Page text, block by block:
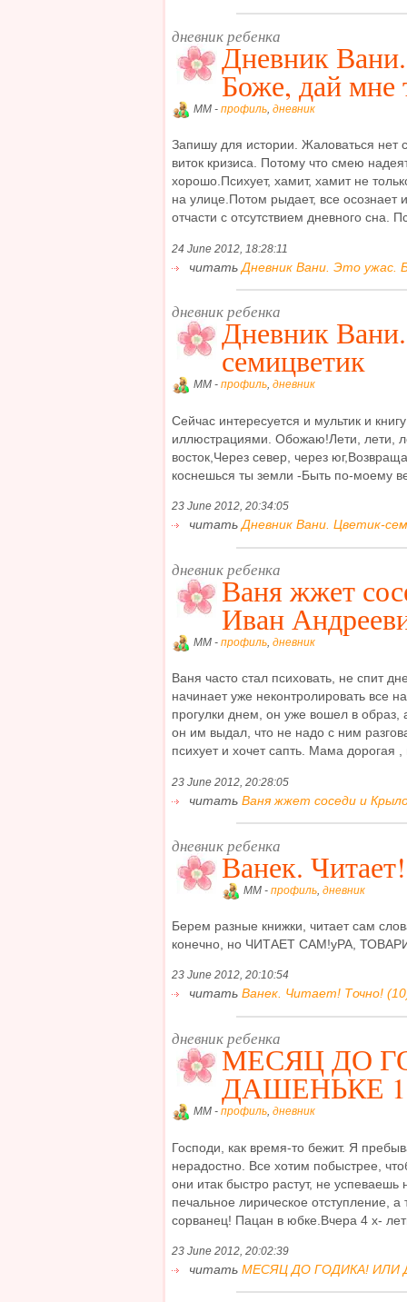
дневник ребенка
Дневник
Боже, дай мне
MM - профиль, дневник
Запишу для истории. Жаловаться
виток кризиса. Потому что смею
хорошо.Психует, хамит, хамит не
на улице.Потом рыдает, все осознает
отчасти с отсутствием дневного сна.
24 June 2012, 18:28:11
читать Дневник Вани. Это ужас.
дневник ребенка
Дневник
семицветик
MM - профиль, дневник
Сейчас интересуется и мультик и
иллюстрациями. Обожаю!Лети, лети,
восток,Через север, через
коснешься ты земли -Быть по-моему
23 June 2012, 20:34:05
читатьДневник Вани. Цветик-
дневник ребенка
Ваня жжет
Иван
MM - профиль, дневник
Ваня часто стал психовать, не спит
начинает уже неконтролировать все
прогулки днем, он уже вошел в образ,
он им выдал, что не надо с ним
психует и хочет сапть. Мама дорогая ,
23 June 2012, 20:28:05
читать Ваня жжет соседи и
дневник ребенка
Ванек.
MM - профиль дневник
Берем разные книжки, читает сам
конечно, но ЧИТАЕТ САМ!уРА,
23 June 2012, 20:10:54
читать Ванек. Читает! Точно!
дневник ребенка
МЕСЯЦ ДО
ДАШЕНЬКЕ
MM - профиль, дневник
Господи, как время-то бежит. Я
нерадостно. Все хотим побыстрее,
они итак быстро растут, не успеваешь
печальное лирическое отступление,
сорванец! Пацан в юбке.Вчера 4 х-
23 June 2012, 20:02:39
читать МЕСЯЦ ДО ГОДИКА! ИЛИ